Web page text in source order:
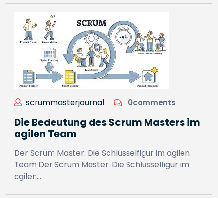
scrummasterjournal 0comments
Die Bedeutung des Scrum Masters im
agilen Team
Der Scrum Master: Die Schlüsselfigur im agilen
Team Der Scrum Master: Die Schlüsselfigur im
agilen…